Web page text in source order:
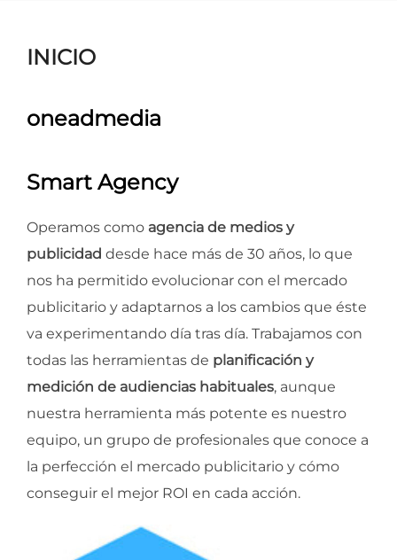
INICIO
oneadmedia
Smart Agency
Operamos como agencia de medios y
publicidad desde hace más de 30 años, lo que
nos ha permitido evolucionar con el mercado
publicitario y adaptarnos a los cambios que éste
va experimentando día tras día. Trabajamos con
todas las herramientas de planificación y
medición de audiencias habituales, aunque
nuestra herramienta más potente es nuestro
equipo, un grupo de profesionales que conoce a
la perfección el mercado publicitario y cómo
conseguir el mejor ROI en cada acción.